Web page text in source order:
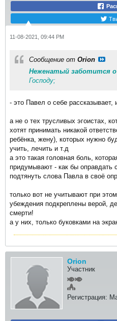
11-08-2021, 09:44 PM
Сообщение от Orion
Неженатый заботится о
Господу;
- это Павел о себе рассказывает,
а не о тех трусливых эгоистах,
хотят принимать никакой
ребёнка, жену), которых нужно
учить, лечить и т.д
а это такая головная боль,
придумывают - как бы
подтянуть слова Павла в своё
только вот не учитывают при
убеждения подкреплены верой,
смерти!
а у них, только буковками на
Orion
Участник
Регистрация: